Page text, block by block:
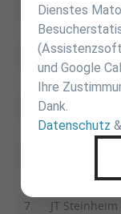
-weiblich-
JZ Heubach
TSV
KSV Esslingen
KSS
Sportschule
JS Roman
7.
JT Steinheim
Dienstes
und Google
Ihre
Dank.
Datenschutz &